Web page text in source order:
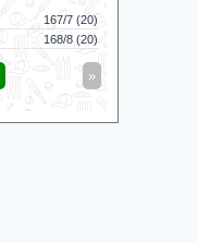
167/7 (20)
168/8 (20)
»